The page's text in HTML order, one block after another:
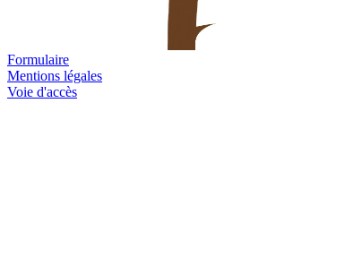
Formulaire
Mentions légales
Voie d'accès